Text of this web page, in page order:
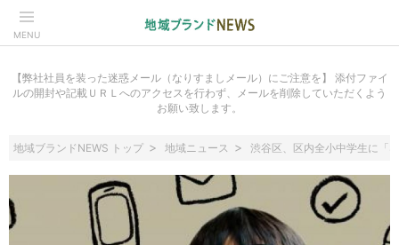
MENU
【弊社社員を装った迷惑メール（なりすましメール）にご注意を】 添付ファイ
ルの開封や記載ＵＲＬへのアクセスを行わず、メールを削除していただくよう
お願い致します。
地域ブランドNEWS トップ 地域ニュース 渋谷区、区内全小中学生に「